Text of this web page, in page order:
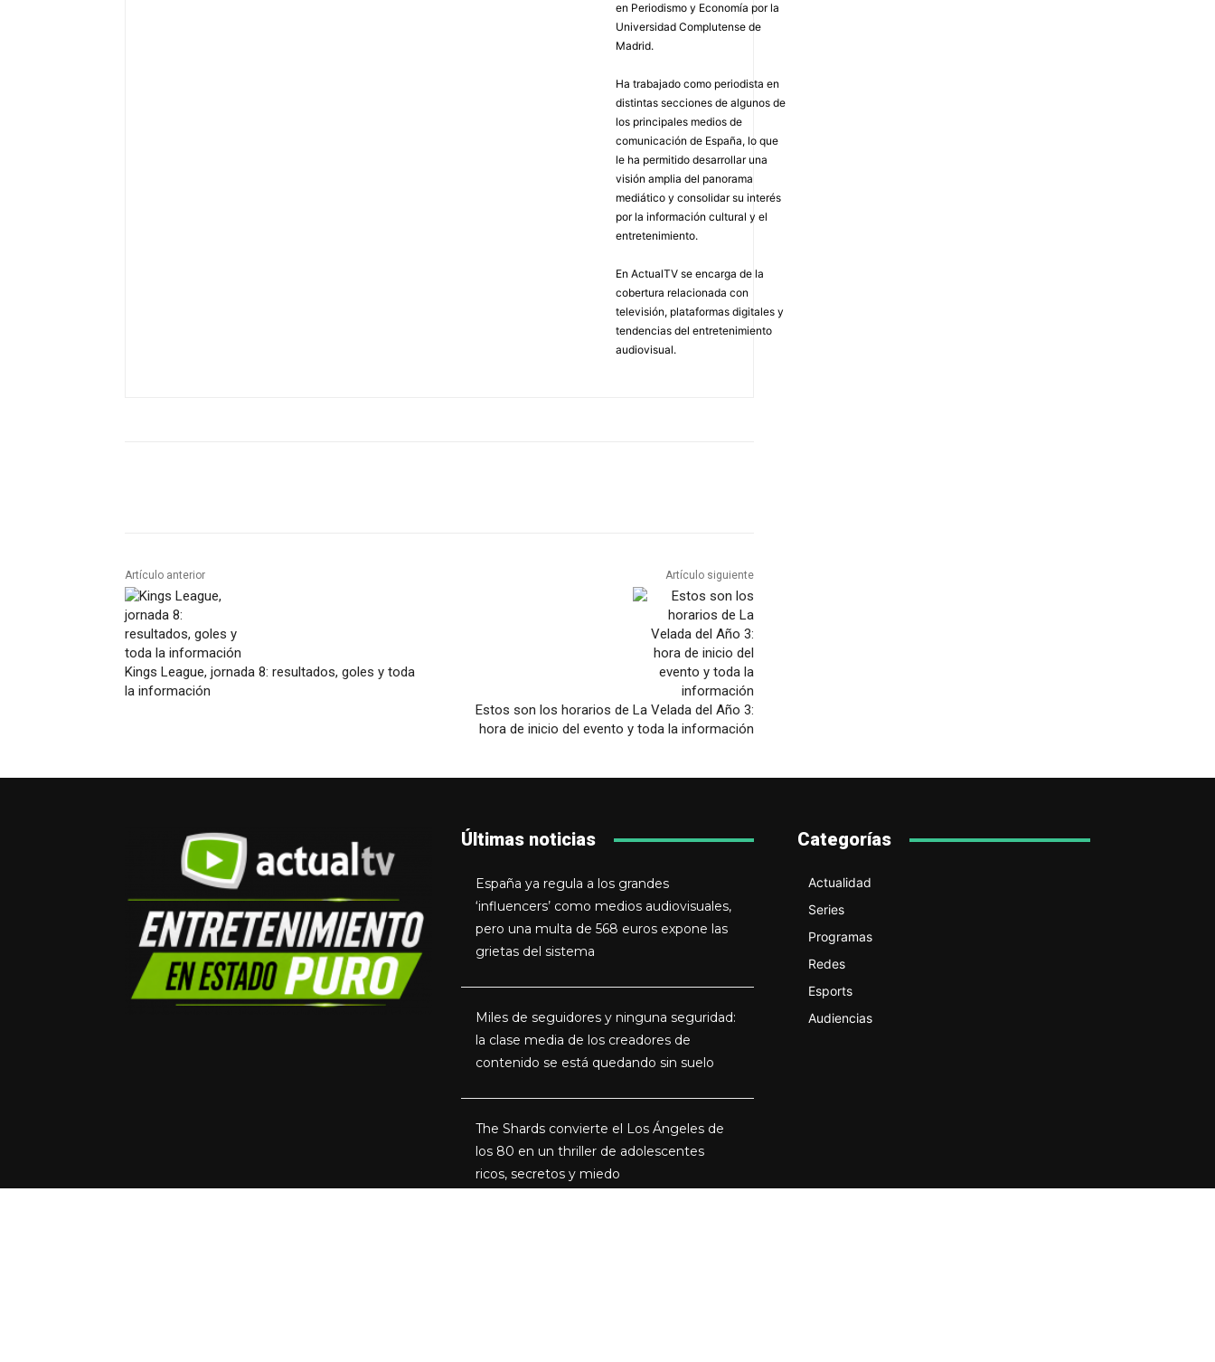
en Periodismo y Economía por la
Universidad Complutense de
Madrid.
Ha trabajado como periodista en
distintas secciones de algunos de
los principales medios de
comunicación de España, lo que
le ha permitido desarrollar una
visión amplia del panorama
mediático y consolidar su interés
por la información cultural y el
entretenimiento.
En ActualTV se encarga de la
cobertura relacionada con
televisión, plataformas digitales y
tendencias del entretenimiento
audiovisual.
Artículo anterior
Kings League, jornada 8: resultados, goles y toda
la información
Artículo siguiente
Estos son los horarios de La Velada del Año 3:
hora de inicio del evento y toda la información
Últimas noticias
España ya regula a los grandes
‘influencers’ como medios audiovisuales,
pero una multa de 568 euros expone las
grietas del sistema
Miles de seguidores y ninguna seguridad:
la clase media de los creadores de
contenido se está quedando sin suelo
The Shards convierte el Los Ángeles de
los 80 en un thriller de adolescentes
ricos, secretos y miedo
Categorías
Actualidad
Series
Programas
Redes
Esports
Audiencias